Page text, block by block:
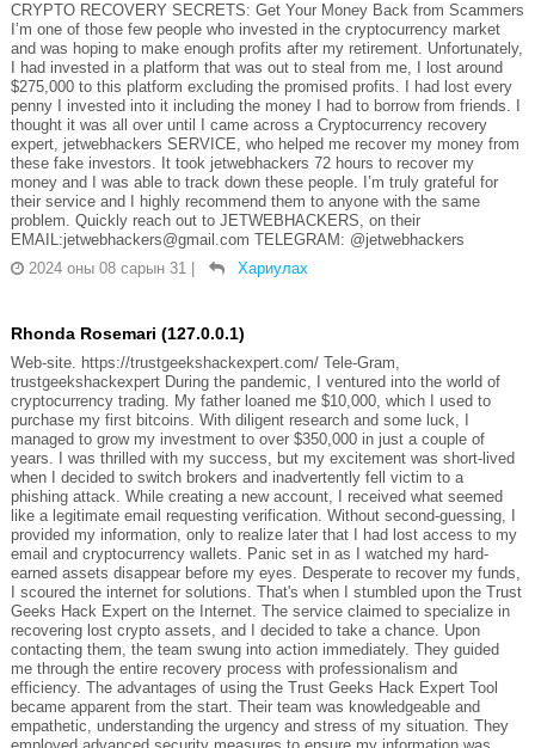
CRYPTO RECOVERY SECRETS: Get Your Money Back from Scammers
I’m one of those few people who invested in the cryptocurrency market
and was hoping to make enough profits after my retirement. Unfortunately,
I had invested in a platform that was out to steal from me, I lost around
$275,000 to this platform excluding the promised profits. I had lost every
penny I invested into it including the money I had to borrow from friends. I
thought it was all over until I came across a Cryptocurrency recovery
expert, jetwebhackers SERVICE, who helped me recover my money from
these fake investors. It took jetwebhackers 72 hours to recover my
money and I was able to track down these people. I’m truly grateful for
their service and I highly recommend them to anyone with the same
problem. Quickly reach out to JETWEBHACKERS, on their
EMAIL:jetwebhackers@gmail.com TELEGRAM: @jetwebhackers
2024 оны 08 сарын 31
Хариулах
Rhonda Rosemari (127.0.0.1)
Web-site. https://trustgeekshackexpert.com/ Tele-Gram,
trustgeekshackexpert During the pandemic, I ventured into the world of
cryptocurrency trading. My father loaned me $10,000, which I used to
purchase my first bitcoins. With diligent research and some luck, I
managed to grow my investment to over $350,000 in just a couple of
years. I was thrilled with my success, but my excitement was short-lived
when I decided to switch brokers and inadvertently fell victim to a
phishing attack. While creating a new account, I received what seemed
like a legitimate email requesting verification. Without second-guessing, I
provided my information, only to realize later that I had lost access to my
email and cryptocurrency wallets. Panic set in as I watched my hard-
earned assets disappear before my eyes. Desperate to recover my funds,
I scoured the internet for solutions. That's when I stumbled upon the Trust
Geeks Hack Expert on the Internet. The service claimed to specialize in
recovering lost crypto assets, and I decided to take a chance. Upon
contacting them, the team swung into action immediately. They guided
me through the entire recovery process with professionalism and
efficiency. The advantages of using the Trust Geeks Hack Expert Tool
became apparent from the start. Their team was knowledgeable and
empathetic, understanding the urgency and stress of my situation. They